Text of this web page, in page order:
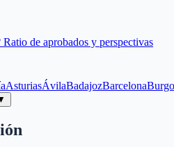
de aprobados y perspectivas
AsturiasÁvilaBadajozBarcelona